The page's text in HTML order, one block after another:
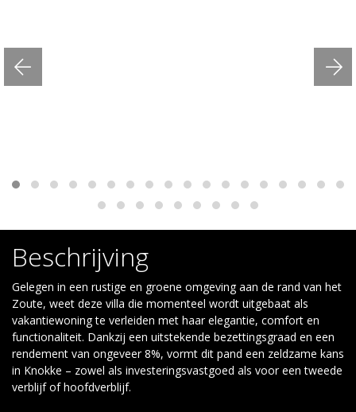
Beschrijving
Gelegen in een rustige en groene omgeving aan de rand van het
Zoute, weet deze villa die momenteel wordt uitgebaat als
vakantiewoning te verleiden met haar elegantie, comfort en
functionaliteit. Dankzij een uitstekende bezettingsgraad en een
rendement van ongeveer 8%, vormt dit pand een zeldzame kans
in Knokke – zowel als investeringsvastgoed als voor een tweede
verblijf of hoofdverblijf.